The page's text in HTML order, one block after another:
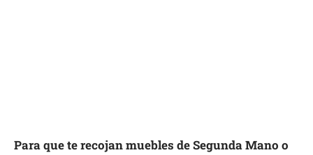
Para que te recojan muebles de Segunda Mano o